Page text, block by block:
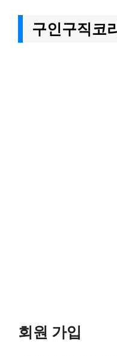
구인구직코
회원 가입